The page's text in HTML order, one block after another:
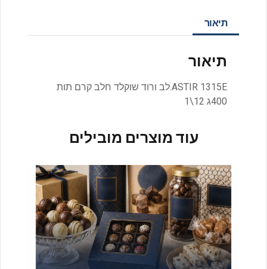
תיאור
תיאור
ASTIR 1315E.לב ורוד שוקלד חלב קרם תות
400ג 12\1
עוד מוצרים מובילים